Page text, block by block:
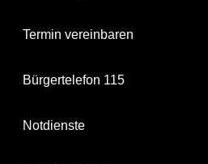
Termin vereinbaren
Bürgertelefon 115
Notdienste